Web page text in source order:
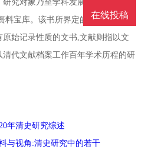
究对象乃至学科发展的重要推动
料宝库。该书所界定的档案指在清
始记录性质的文书,文献则指以文
代文献档案工作百年学术历程的研
年清史研究综述
与视角:清史研究中的若干
在线投稿